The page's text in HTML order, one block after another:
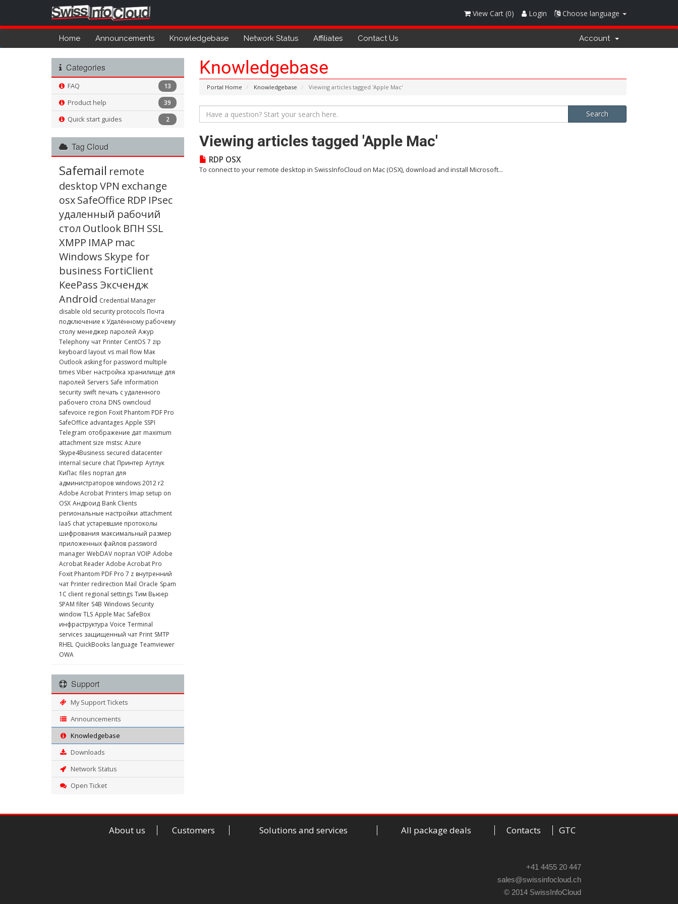
Choose language
Login
View Cart (0)
Home Announcements Knowledgebase Network Status Affiliates Contact Us Account
Knowledgebase
Portal Home Knowledgebase Viewing articles tagged 'Apple Mac'
Categories
13
FAQ
39
Product help
2
Quick start guides
Viewing articles tagged 'Apple Mac'
RDP OSX
To connect to your remote desktop in SwissInfoCloud on Mac (OSX), download and install Microsoft...
Tag Cloud
Safemail remote
desktopVPN exchange
osxSafeOffice RDP IPsec
удаленный рабочий
стол Outlook ВПН SSL
XMPP IMAP mac
Windows Skype for
business FortiClient
KeePass Эксчендж
Android Credential Manager
disable old security protocols Почта
подключение к Удалённому рабочему
столу менеджер паролей Ажур
Telephony чат Printer CentOS 7 zip
keyboard layout vs mail flow Мак
Outlook asking for password multiple
times Viber настройка хранилище для
паролей Servers Safe information
security swift печать с удаленного
рабочего стола DNS owncloud
safevoice region Foxit Phantom PDF Pro
SafeOffice advantages Apple SSPI
Telegram отображение дат maximum
attachment size mstsc Azure
Skype4Business secured datacenter
internal secure chat Принтер Аутлук
КиПас files портал для
администраторов windows 2012 r2
Adobe Acrobat Printers Imap setup on
OSX Андроид Bank Clients
региональные настройки attachment
IaaS chat устаревшие протоколы
шифрования максимальный размер
приложенных файлов password
manager WebDAV портал VOIP Adobe
Acrobat Reader Adobe Acrobat Pro
Foxit Phantom PDF Pro 7 z внутренний
чат Printer redirection Mail Oracle Spam
1C client regional settings Тим Вьюер
SPAM filter S4B Windows Security
window TLS Apple Mac SafeBox
инфраструктура Voice Terminal
services защищенный чат Print SMTP
RHEL QuickBooks language Teamviewer
OWA
Support
My Support Tickets
Announcements
Knowledgebase
Downloads
Network Status
Open Ticket
About us Customers Solutions and services All package deals Contacts GTC
+41 4455 20 447
sales@swissinfocloud.ch
© 2014 SwissInfoCloud